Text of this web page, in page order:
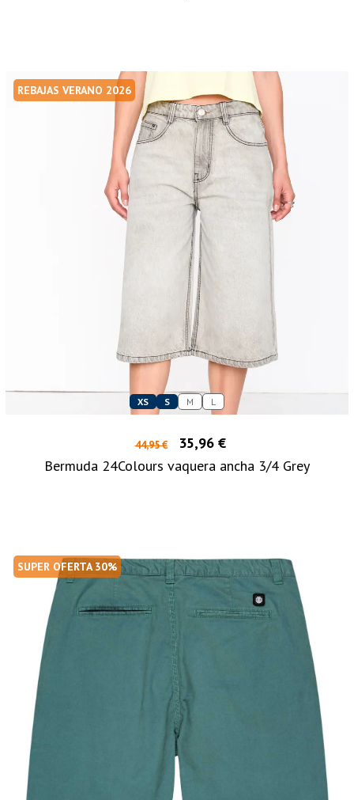
REBAJAS VERANO 2026
XS S M L
44,95 €
35,96 €
Bermuda 24Colours vaquera ancha 3/4 Grey
SUPER OFERTA 30%